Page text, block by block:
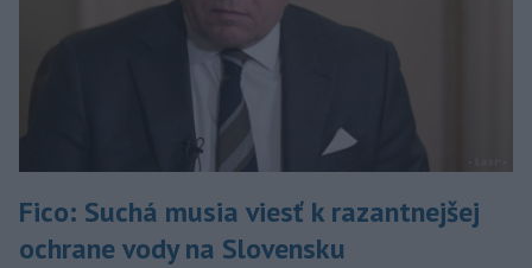
Fico: Suchá musia viesť k razantnejšej
ochrane vody na Slovensku